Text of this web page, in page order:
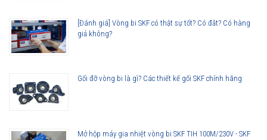
[Đánh giá] Vòng bi SKF có thật sự tốt? Có đắt? Có hàng
giả không?
Gối đỡ vòng bi là gì? Các thiết kế gối SKF chính hãng
Mở hộp máy gia nhiệt vòng bi SKF TIH 100M/230V - SKF